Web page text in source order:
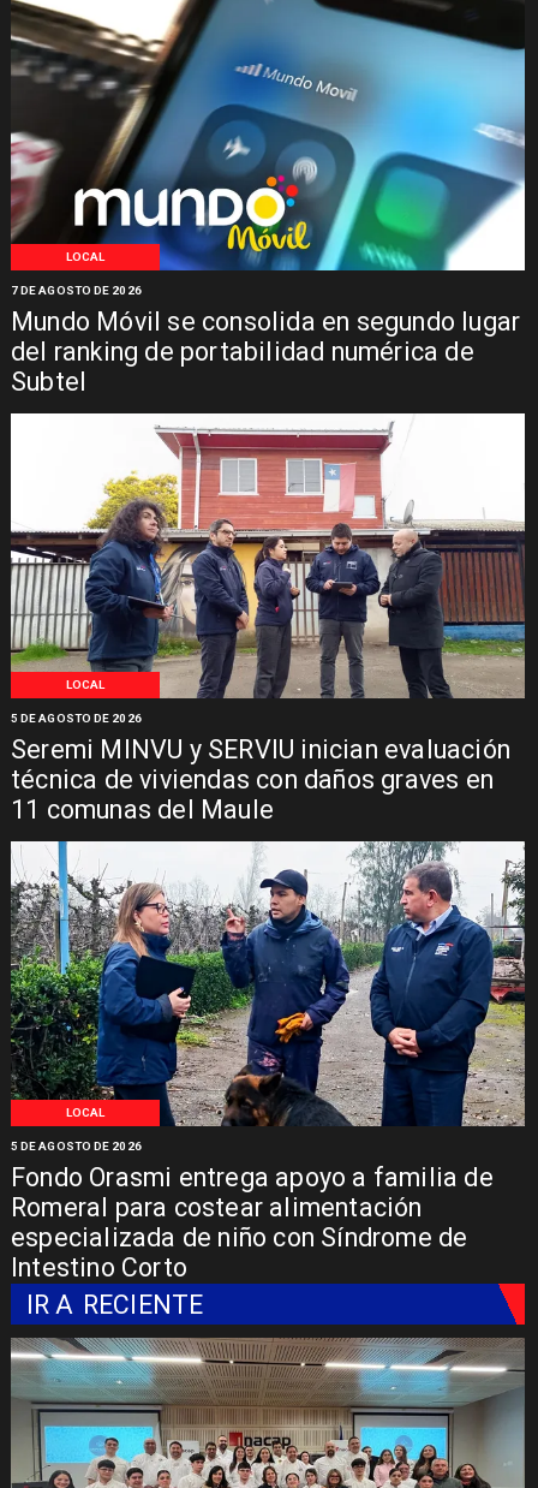
LOCAL
Mundo Móvil se consolida en segundo lugar
del ranking de portabilidad numérica de
Subtel
7 DE AGOSTO DE 2026
LOCAL
Seremi MINVU y SERVIU inician evaluación
técnica de viviendas con daños graves en
11 comunas del Maule
5 DE AGOSTO DE 2026
LOCAL
Fondo Orasmi entrega apoyo a familia de
Romeral para costear alimentación
especializada de niño con Síndrome de
Intestino Corto
5 DE AGOSTO DE 2026
IR A RECIENTE